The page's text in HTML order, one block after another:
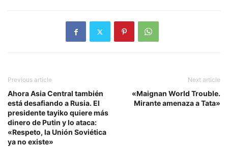
Previous article
Ahora Asia Central también
está desafiando a Rusia. El
presidente tayiko quiere más
dinero de Putin y lo ataca:
«Respeto, la Unión Soviética
ya no existe»
Next article
«Maignan World Trouble.
Mirante amenaza a Tata»